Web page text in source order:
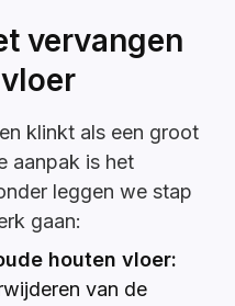
vervangen
klinkt als een groot
aanpak is het
leggen we stap
gaan:
houten vloer:
van de